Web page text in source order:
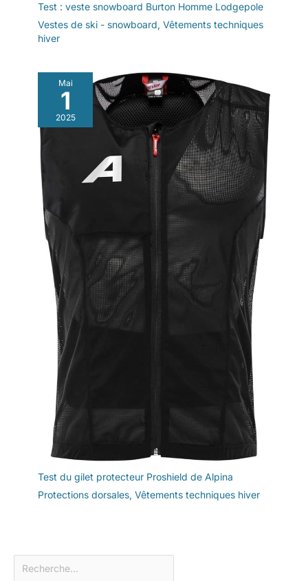
Test : veste snowboard Burton Homme Lodgepole
Vestes de ski - snowboard, Vêtements techniques
hiver
Mai
1
2025
Test du gilet protecteur Proshield de Alpina
Protections dorsales, Vêtements techniques hiver